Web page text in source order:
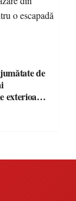
de
exterioare
vară